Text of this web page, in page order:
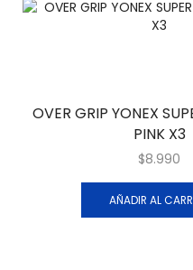
OVER GRIP YONEX
PINK X3
$8.990
AÑADIR AL